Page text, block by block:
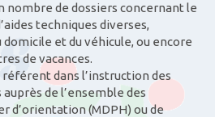
nombre de dossiers concernant le
techniques diverses,
domicile et du véhicule, ou encore
de vacances.
dans l’instruction des
de l’ensemble des
d’orientation (MDPH) ou de